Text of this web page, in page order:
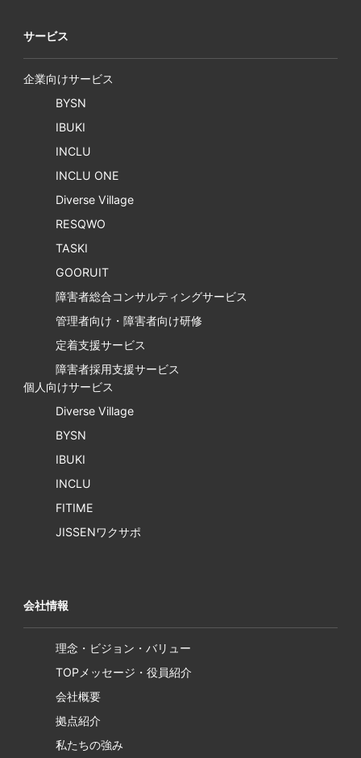
サービス
企業向けサービス
BYSN
IBUKI
INCLU
INCLU ONE
Diverse Village
RESQWO
TASKI
GOORUIT
障害者総合コンサルティングサービス
管理者向け・障害者向け研修
定着支援サービス
障害者採用支援サービス
個人向けサービス
Diverse Village
BYSN
IBUKI
INCLU
FITIME
JISSENワクサポ
会社情報
理念・ビジョン・バリュー
TOPメッセージ・役員紹介
会社概要
拠点紹介
私たちの強み